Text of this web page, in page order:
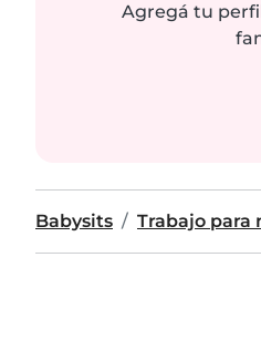
Agregá tu
Babysits Trabajo para